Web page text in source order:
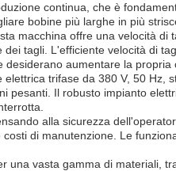
continua, che è
bobine più larghe in più
macchina offre una velocità
tagli. L'efficiente velocità di
aumentare la propria
trifase da 380 V, 50
Il robusto impianto
alla sicurezza
di manutenzione. Le
vasta gamma di materiali,